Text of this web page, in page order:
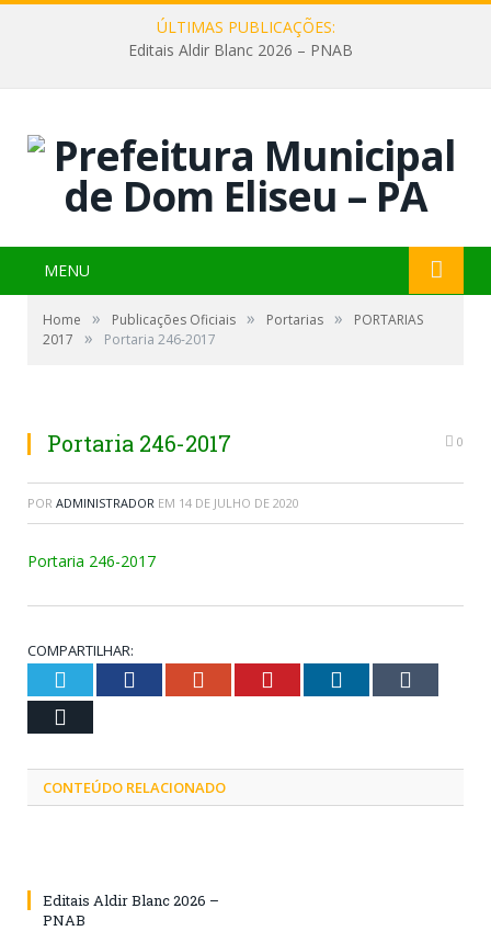
ÚLTIMAS PUBLICAÇÕES:
Editais Aldir Blanc 2026 – PNAB
MENU
Home » Publicações Oficiais » Portarias »
PORTARIAS
2017
» Portaria 246-2017
Portaria 246-2017 0
POR ADMINISTRADOR EM 14 DE JULHO DE 2020
Portaria 246-2017
COMPARTILHAR:
Twitter Facebook Google+ Pinterest LinkedIn
CONTEÚDO RELACIONADO
Editais Aldir Blanc 2026 –
PNAB